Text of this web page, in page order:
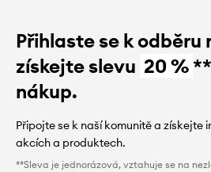
Přihlaste se k odběru
získejte slevu 20 %
nákup.
Připojte se k naší komunitě a získejte
akcích a produktech.
**Sleva je jednorázová, vztahuje se na